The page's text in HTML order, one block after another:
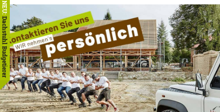
NEU:
Dachstuhl Budgetierer